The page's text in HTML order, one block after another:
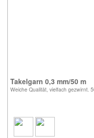
Takelgarn 0,3 mm/50 m
Weiche Qualität, vielfach gezwirnt.